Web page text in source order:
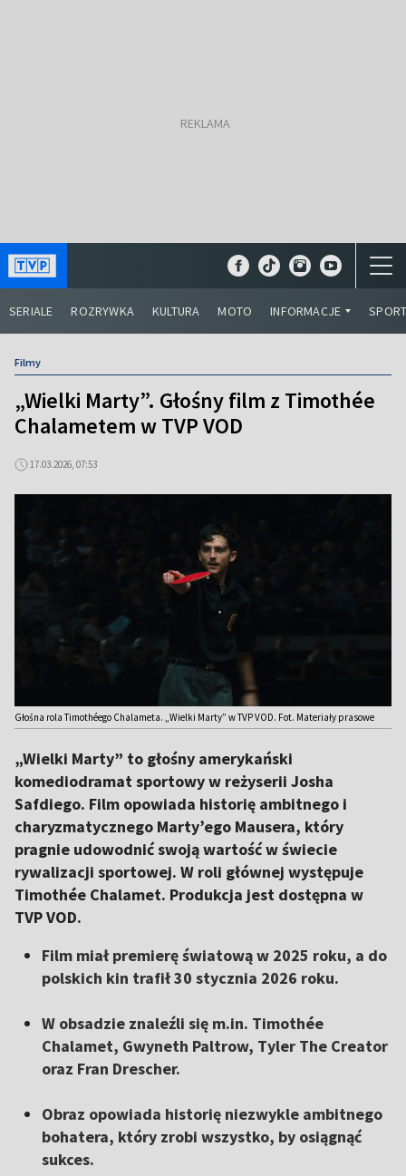
SERIALE ROZRYWKA KULTURA MOTO INFORMACJE
Filmy
„Wielki Marty”. Głośny film z Timothée
Chalametem w TVP VOD
17.03.2026, 07:53
Głośna rola Timothéego Chalameta. „Wielki Marty” w TVP VOD. Fot. Materiały prasowe
„Wielki Marty” to głośny amerykański
komediodramat sportowy w reżyserii Josha
Safdiego. Film opowiada historię ambitnego i
charyzmatycznego Marty’ego Mausera, który
pragnie udowodnić swoją wartość w świecie
rywalizacji sportowej. W roli głównej występuje
Timothée Chalamet. Produkcja jest dostępna w
TVP VOD.
Film miał premierę światową w 2025 roku, a do
polskich kin trafił 30 stycznia 2026 roku.
W obsadzie znaleźli się m.in. Timothée
Chalamet, Gwyneth Paltrow, Tyler The Creator
oraz Fran Drescher.
Obraz opowiada historię niezwykle ambitnego
bohatera, który zrobi wszystko, by osiągnąć
sukces.